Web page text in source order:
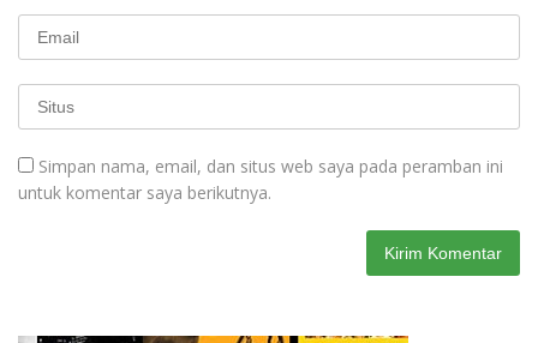
Simpan nama, email, dan situs web saya pada peramban ini
untuk komentar saya berikutnya.